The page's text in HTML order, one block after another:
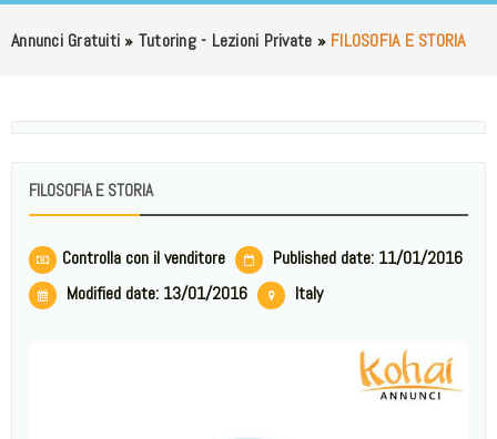
Annunci Gratuiti » Tutoring - Lezioni Private » FILOSOFIA E STORIA
FILOSOFIA E STORIA
Controlla con il venditore
Published date: 11/01/2016
Modified date: 13/01/2016 Italy